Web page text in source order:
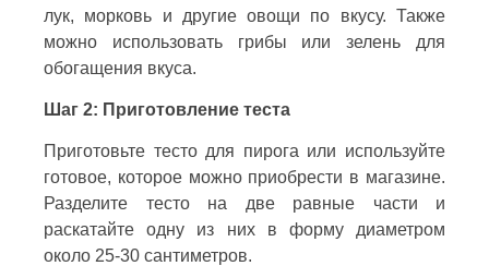
лук, морковь и другие овощи по вкусу. Также
можно использовать грибы или зелень для
обогащения вкуса.
Шаг 2: Приготовление теста
Приготовьте тесто для пирога или используйте
готовое, которое можно приобрести в магазине.
Разделите тесто на две равные части и
раскатайте одну из них в форму диаметром
около 25-30 сантиметров.